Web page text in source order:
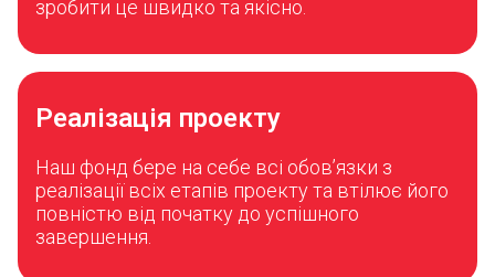
зробити це швидко та якісно.
Реалізація проекту
Наш фонд бере на себе всі обов’язки з
реалізації всіх етапів проекту та втілює його
повністю від початку до успішного
завершення.